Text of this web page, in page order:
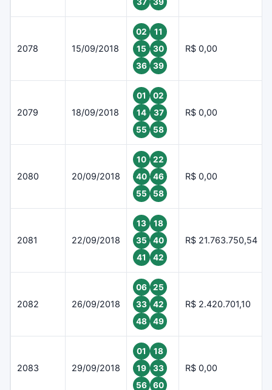
2078 15/09/2018
02
11
15
30
36
39
R$ 0,00
2079 18/09/2018
01
02
14
37
55
58
R$ 0,00
2080 20/09/2018
10
22
40
46
55
58
R$ 0,00
2081 22/09/2018
13
18
35
40
41
42
R$ 21.763.750,54
2082 26/09/2018
06
25
33
42
48
49
R$ 2.420.701,10
2083 29/09/2018
01
18
19
33
56
60
R$ 0,00